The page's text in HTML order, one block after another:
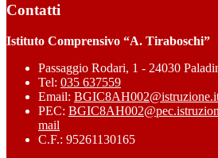
Contatti
Istituto Comprensivo “A. Tiraboschi”
Passaggio Rodari, 1 - 24030
Tel: 035 637559
Email:
PEC:
mail
C.F.: 95261130165